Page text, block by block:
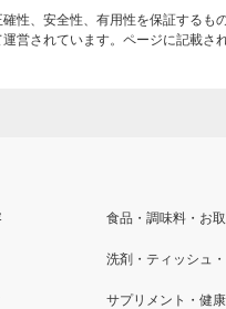
性、安全性、有用性を保証するも
営されています。ページに記載
食品・調味料・お
洗剤・ティッシュ
サプリメント・健